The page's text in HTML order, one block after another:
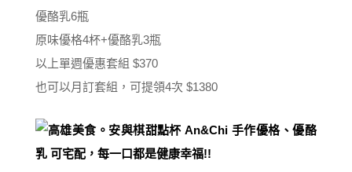
優酪乳6瓶
原味優格4杯+優酪乳3瓶
以上單週優惠套組 $370
也可以月訂套組，可提領4次 $1380